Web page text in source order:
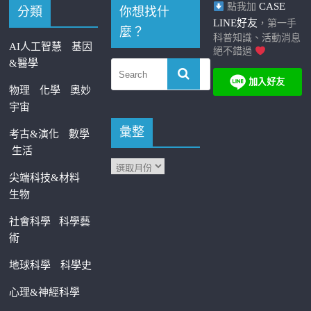
分類
AI人工智慧
基因
&醫學
物理 化學
奧妙
宇宙
考古&演化
數學
生活
尖端科技&材料
生物
社會科學科學藝
術
地球科學 科學史
心理&神經科學
你想找什
麼？
彙整
點我加 CASE
LINE好友 ，第一手
科普知識、活動消息
絕不錯過